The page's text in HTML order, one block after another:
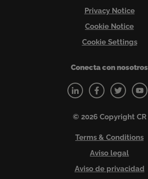
Privacy Notice
Cookie Notice
Cookie Settings
Conecta con nosotros
© 2026 Copyright CR
Terms & Conditions
Aviso legal
Aviso de privacidad